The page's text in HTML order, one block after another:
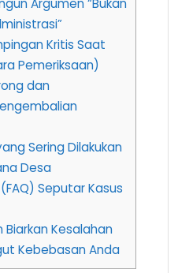
Argumen “Bukan
Kritis Saat
Pemeriksaan)
dan
Sering Dilakukan
Desa
Seputar Kasus
Biarkan Kesalahan
Kebebasan Anda